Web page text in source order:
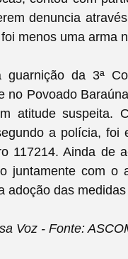
denuncia
menos uma arma
da 3ª
no Povoado
atitude suspeita.
a polícia, foi
117214. Ainda de
juntamente com o
adoção das
Voz - Fonte: